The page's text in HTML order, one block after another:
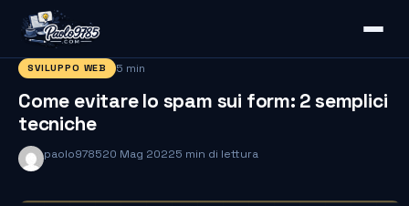
SVILUPPO WEB 5 min
Come evitare lo spam sui form: 2 semplici
tecniche
paolo978520 Mag 20225 min di lettura